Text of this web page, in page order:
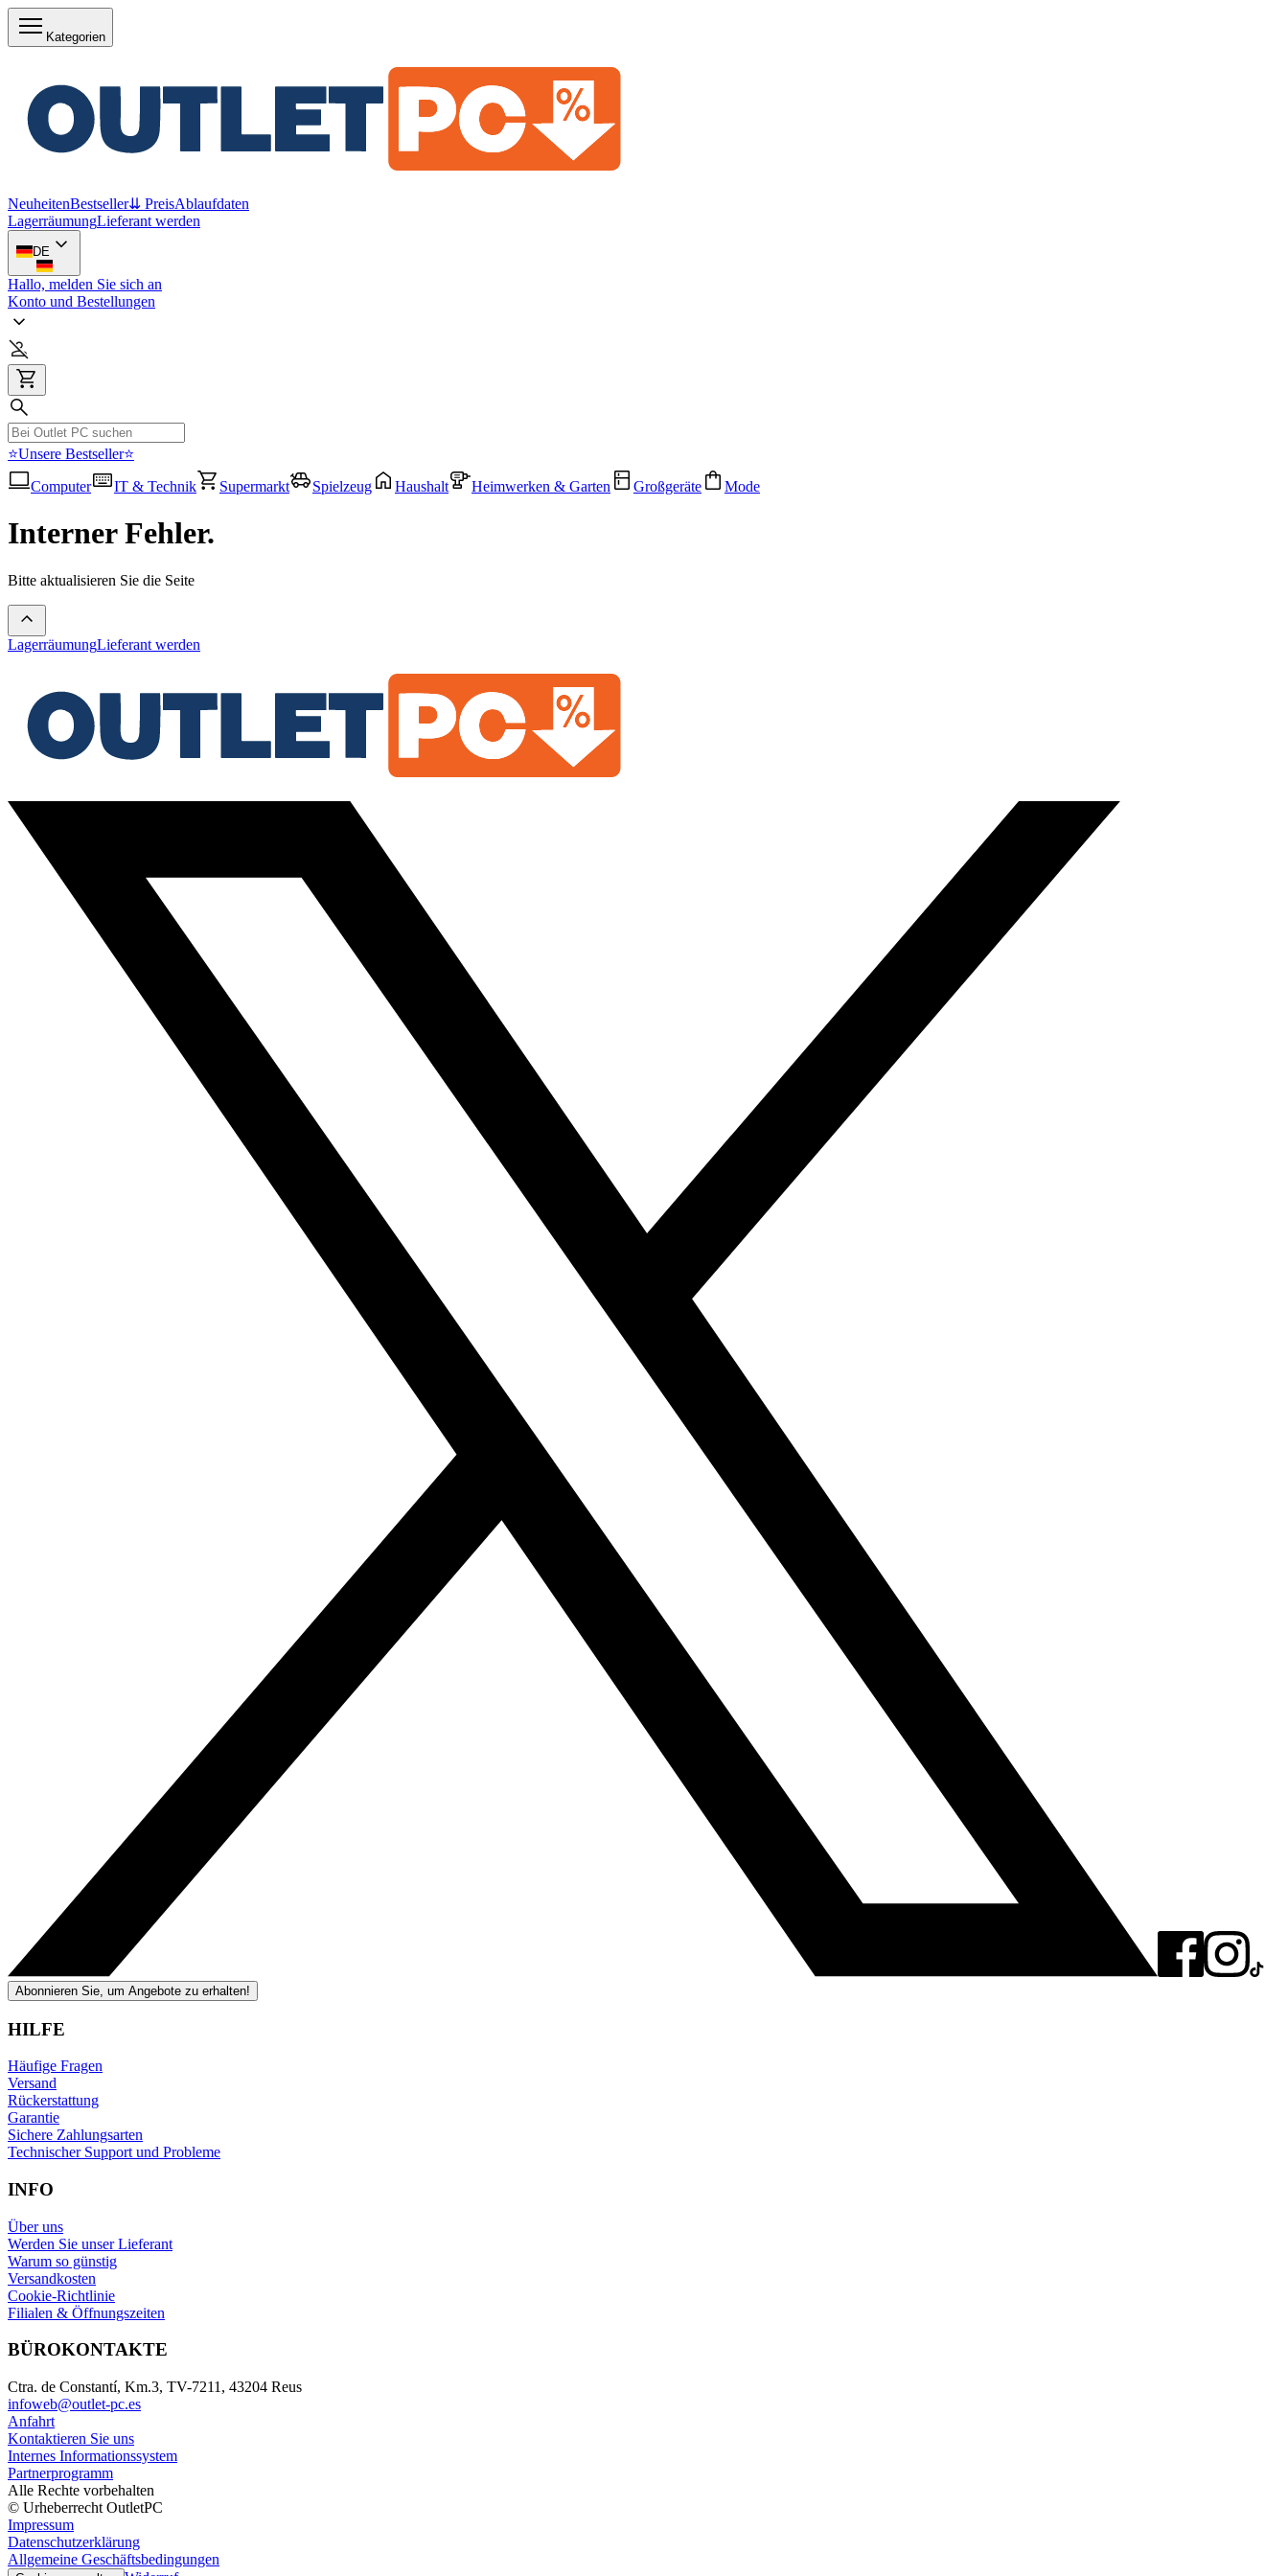
Kategorien
NeuheitenBestseller⇊ PreisAblaufdaten
LagerräumungLieferant werden
DE
Hallo, melden Sie sich an
Konto und Bestellungen
⭐Unsere Bestseller⭐
Computer
IT & Technik Supermarkt Spielzeug Haushalt Heimwerken & Garten Großgeräte Mode
Interner Fehler.
Bitte aktualisieren Sie die Seite
LagerräumungLieferant werden
Abonnieren Sie, um Angebote zu erhalten!
HILFE
Häufige Fragen
Versand
Rückerstattung
Garantie
Sichere Zahlungsarten
Technischer Support und Probleme
INFO
Über uns
Werden Sie unser Lieferant
Warum so günstig
Versandkosten
Cookie-Richtlinie
Filialen & Öffnungszeiten
BÜROKONTAKTE
Ctra. de Constantí, Km.3, TV-7211, 43204 Reus
infoweb@outlet-pc.es
Anfahrt
Kontaktieren Sie uns
Internes Informationssystem
Partnerprogramm
Alle Rechte vorbehalten
© Urheberrecht OutletPC
Impressum
Datenschutzerklärung
Allgemeine Geschäftsbedingungen